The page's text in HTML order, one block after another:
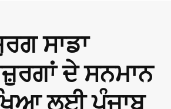
ਸਾਡਾ
ਦੇ ਸਨਮਾਨ
ਲਈ ਪੰਜਾਬ